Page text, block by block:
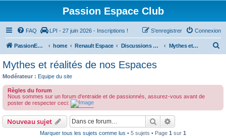
Passion Espace Club
FAQ LPI - 27 juin 2026 - Inscriptions ! Connexion
S’enregistrer
PassionEspaceClub home Renault Espace Discussions générales sur le Renault Espace Mythes et réalités de nos Espaces
Mythes et réalités de nos Espaces
Modérateur : Equipe du site
Règles du forum
Nous sommes sur un forum d'entraide et de passionnés, assurez-vous avant de
poster de respecter ceci:
Nouveau sujet Rechercher
Marquer tous les sujets comme lus • 5 sujets • Page 1 sur 1